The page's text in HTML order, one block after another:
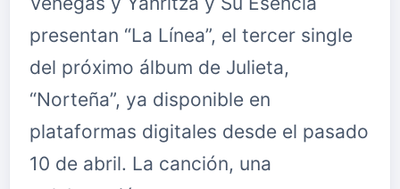
presentan “La Línea”, el tercer single
del próximo álbum de Julieta,
“Norteña”, ya disponible en
plataformas digitales desde el pasado
10 de abril. La canción, una